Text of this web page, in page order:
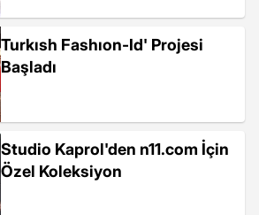
Turkısh Fashıon-Id' Projesi
Başladı
Studio Kaprol'den n11.com İçin
Özel Koleksiyon